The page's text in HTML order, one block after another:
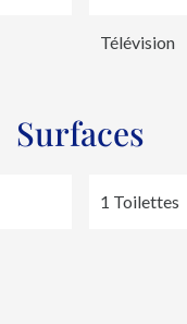
Télévision
Surfaces
1 Toilettes